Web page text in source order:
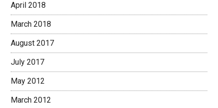
April 2018
March 2018
August 2017
July 2017
May 2012
March 2012